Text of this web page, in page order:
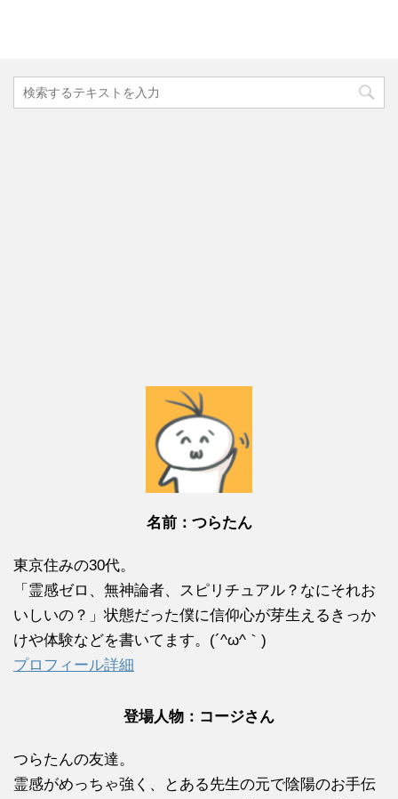
名前：つらたん
東京住みの30代。
「霊感ゼロ、無神論者、スピリチュアル？なにそれお
いしいの？」状態だった僕に信仰心が芽生えるきっか
けや体験などを書いてます。(´^ω^｀)
プロフィール詳細
登場人物：コージさん
つらたんの友達。
霊感がめっちゃ強く、とある先生の元で陰陽のお手伝